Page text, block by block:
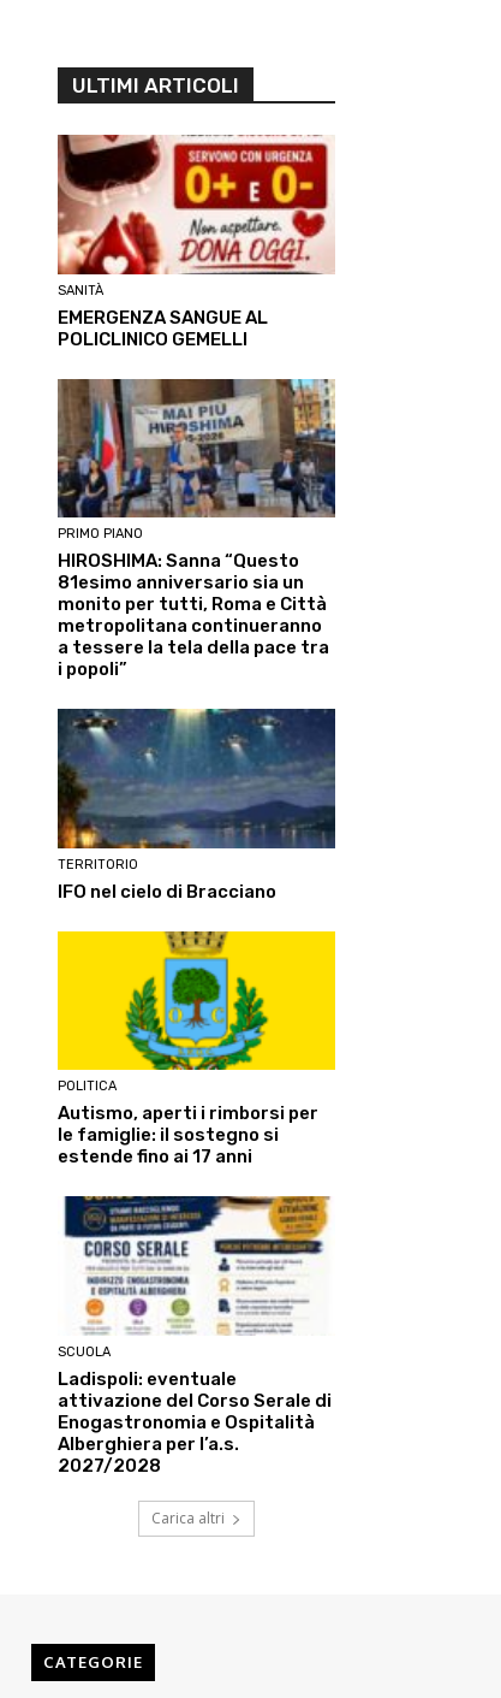
Linkedin ReddIt
ULTIMI ARTICOLI
SANITÀ
EMERGENZA SANGUE AL
POLICLINICO GEMELLI
PRIMO PIANO
HIROSHIMA: Sanna “Questo
81esimo anniversario sia un
monito per tutti, Roma e Città
metropolitana continueranno
a tessere la tela della pace tra
i popoli”
TERRITORIO
IFO nel cielo di Bracciano
POLITICA
Autismo, aperti i rimborsi per
le famiglie: il sostegno si
estende fino ai 17 anni
SCUOLA
Ladispoli: eventuale
attivazione del Corso Serale di
Enogastronomia e Ospitalità
Alberghiera per l’a.s.
2027/2028
Carica altri
CATEGORIE